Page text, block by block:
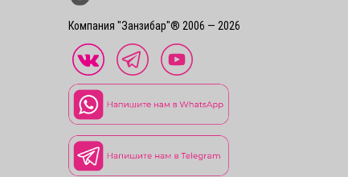
Компания "Занзибар"® 2006 — 2026